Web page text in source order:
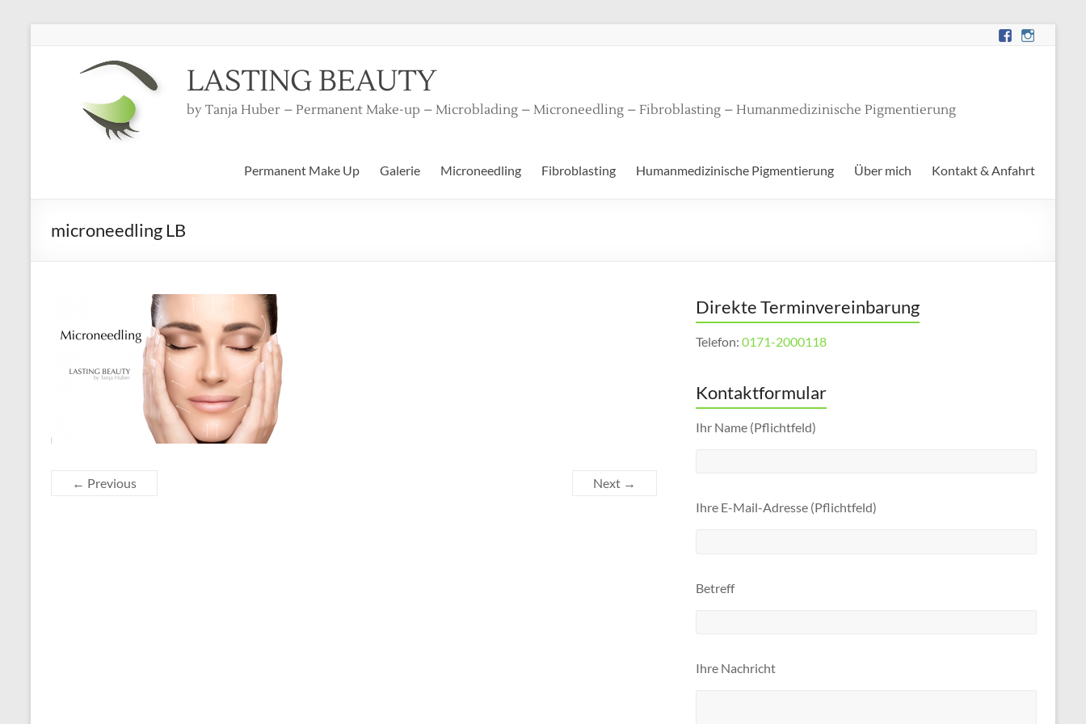
LASTING BEAUTY
by Tanja Huber – Permanent Make-up – Microblading – Microneedling – Fibroblasting – Humanmedizinische Pigmentierung
Permanent Make Up Galerie Microneedling Fibroblasting Humanmedizinische Pigmentierung Über mich Kontakt & Anfahrt
microneedling LB
← Previous Next →
Direkte Terminvereinbarung
Telefon: 0171-2000118
Kontaktformular
Ihr Name (Pflichtfeld)
Ihre E-Mail-Adresse (Pflichtfeld)
Betreff
Ihre Nachricht